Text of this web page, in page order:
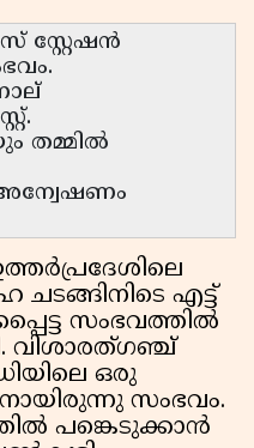
സ്റ്റേഷൻ
തമ്മിൽ
എട്ട്
സംഭവത്തിൽ
വിശാരത്ഗഞ്ച്
ഒരു
സംഭവം.
പങ്കെടുക്കാൻ